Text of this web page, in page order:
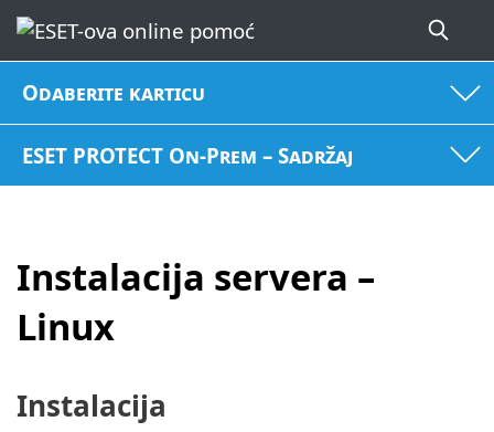
Odaberite karticu
ESET PROTECT On-Prem – Sadržaj
Instalacija servera –
Linux
Instalacija